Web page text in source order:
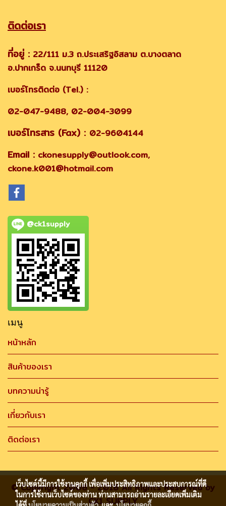
ติดต่อเรา
ที่อยู่ : 22/111 ม.3 ถ.ประเสริฐอิสลาม ต.บางตลาด
อ.ปากเกร็ด จ.นนทบุรี 11120
เบอร์โทรติดต่อ (Tel.) :
02-047-9488, 02-004-3099
เบอร์โทรสาร (Fax) : 02-9604144
Email : ckonesupply@outlook.com,
ckone.k001@hotmail.com
@ck1supply
เมนู
หน้าหลัก
สินค้าของเรา
บทความน่ารู้
เกี่ยวกับเรา
ติดต่อเรา
© Copyright 2008 - 2018 All Rights Reserved by
CK1 SUPPLY
เว็บไซต์นี้มีการใช้งานคุกกี้ เพื่อเพิ่มประสิทธิภาพและประสบการณ์ที่ดี
ในการใช้งานเว็บไซต์ของท่าน ท่านสามารถอ่านรายละเอียดเพิ่มเติม